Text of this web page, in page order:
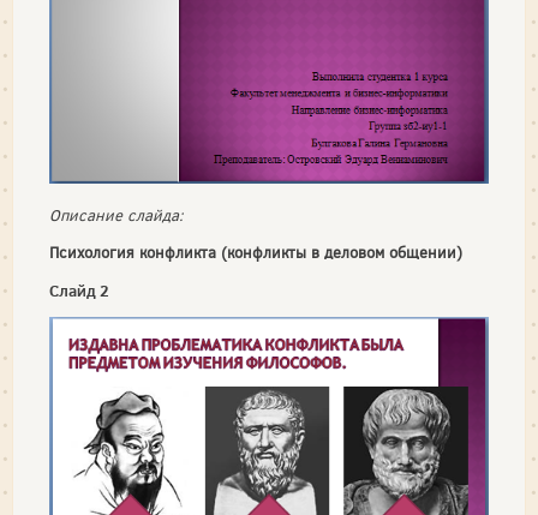
Описание слайда:
Психология конфликта (конфликты в деловом общении)
Слайд 2